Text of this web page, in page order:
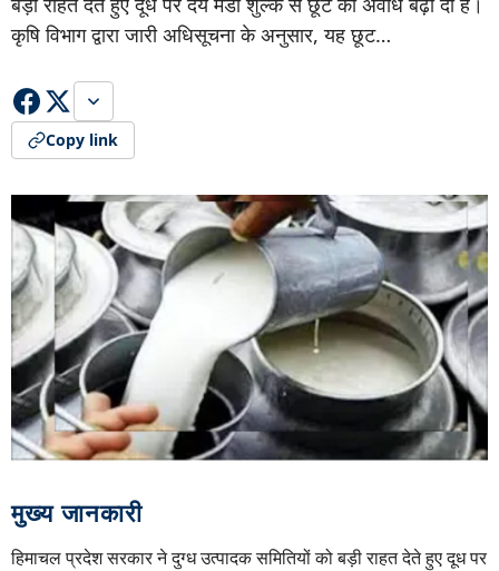
कृषि विभाग द्वारा जारी अधिसूचना के अनुसार, यह छूट…
Copy link
मुख्य जानकारी
हिमाचल प्रदेश सरकार ने दुग्ध उत्पादक समितियों को बड़ी राहत देते हुए दूध पर